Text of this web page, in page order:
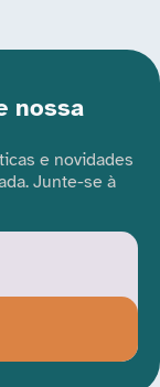
nossa
e novidades
Junte-se à